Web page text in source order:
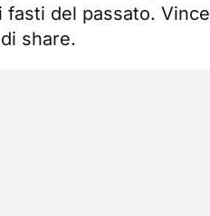
del passato. Vince
share.